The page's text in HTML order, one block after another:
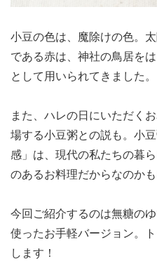
小豆の色は、魔除けの色。
である赤は、神社の鳥居を
として用いられてきました。
また、ハレの日にいただく
場する小豆粥との説も。小
感」は、現代の私たちの暮
のあるお料理だからなのかも
今回ご紹介するのは無糖の
使ったお手軽バージョン。
します！